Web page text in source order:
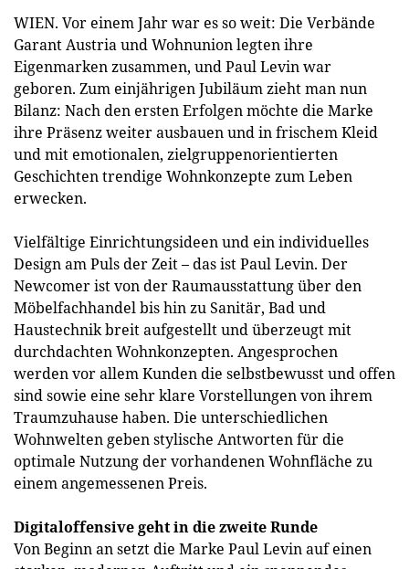
WIEN. Vor einem Jahr war es so weit: Die Verbände
Garant Austria und Wohnunion legten ihre
Eigenmarken zusammen, und Paul Levin war
geboren. Zum einjährigen Jubiläum zieht man nun
Bilanz: Nach den ersten Erfolgen möchte die Marke
ihre Präsenz weiter ausbauen und in frischem Kleid
und mit emotionalen, zielgruppenorientierten
Geschichten trendige Wohnkonzepte zum Leben
erwecken.
Vielfältige Einrichtungsideen und ein individuelles
Design am Puls der Zeit – das ist Paul Levin. Der
Newcomer ist von der Raumausstattung über den
Möbelfachhandel bis hin zu Sanitär, Bad und
Haustechnik breit aufgestellt und überzeugt mit
durchdachten Wohnkonzepten. Angesprochen
werden vor allem Kunden die selbstbewusst und offen
sind sowie eine sehr klare Vorstellungen von ihrem
Traumzuhause haben. Die unterschiedlichen
Wohnwelten geben stylische Antworten für die
optimale Nutzung der vorhandenen Wohnfläche zu
einem angemessenen Preis.
Digitaloffensive geht in die zweite Runde
Von Beginn an setzt die Marke Paul Levin auf einen